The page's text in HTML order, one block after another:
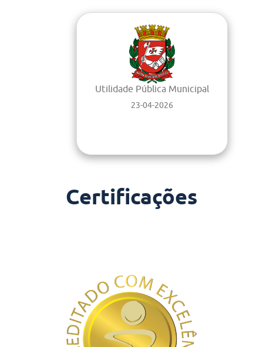
Utilidade Pública Municipal
23-04-2026
Certificações